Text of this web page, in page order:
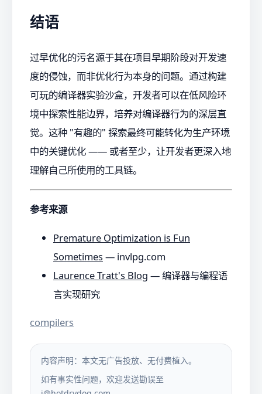
结语
过早优化的污名源于其在项目早期阶段对开发速
度的侵蚀，而非优化行为本身的问题。通过构建
可玩的编译器实验沙盒，开发者可以在低风险环
境中探索性能边界，培养对编译器行为的深层直
觉。这种 "有趣的" 探索最终可能转化为生产环境
中的关键优化 —— 或者至少，让开发者更深入地
理解自己所使用的工具链。
参考来源
Premature Optimization is Fun
Sometimes — invlpg.com
Laurence Tratt's Blog — 编译器与编程语
言实现研究
compilers
内容声明：本文无广告投放、无付费植入。
如有事实性问题，欢迎发送勘误至